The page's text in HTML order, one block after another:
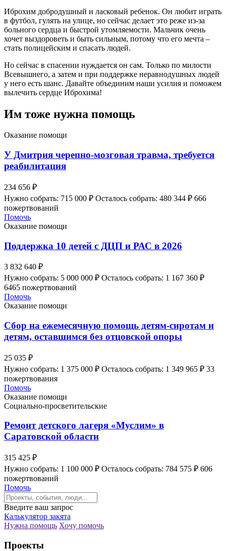
Иброхим добродушный и ласковый ребенок. Он любит играть
в футбол, гулять на улице, но сейчас делает это реже из-за
больного сердца и быстрой утомляемости. Мальчик очень
хочет выздороветь и быть сильным, потому что его мечта –
стать полицейским и спасать людей.
Но сейчас в спасении нуждается он сам. Только по милости
Всевышнего, а затем и при поддержке неравнодушных людей
у него есть шанс. Давайте объединим наши усилия и поможем
вылечить сердце Иброхима!
Им тоже нужна помощь
Оказание помощи
У Дмитрия черепно-мозговая травма, требуется
реабилитация
234 656 ₽
Нужно собрать: 715 000 ₽ Осталось собрать: 480 344 ₽ 666
пожертвований
Помочь
Оказание помощи
Поддержка 10 детей с ДЦП и РАС в 2026
3 832 640 ₽
Нужно собрать: 5 000 000 ₽ Осталось собрать: 1 167 360 ₽
6465 пожертвований
Помочь
Оказание помощи
Сбор на ежемесячную помощь детям-сиротам и
детям, оставшимся без отцовской опоры
25 035 ₽
Нужно собрать: 1 375 000 ₽ Осталось собрать: 1 349 965 ₽ 33
пожертвования
Помочь
Оказание помощи
Социально-просветительские
Ремонт детского лагеря «Муслим» в
Саратовской области
315 425 ₽
Нужно собрать: 1 100 000 ₽ Осталось собрать: 784 575 ₽ 606
пожертвований
Помочь
Введите ваш запрос
Калькулятор закята
Нужна помощь Хочу помочь
Проекты